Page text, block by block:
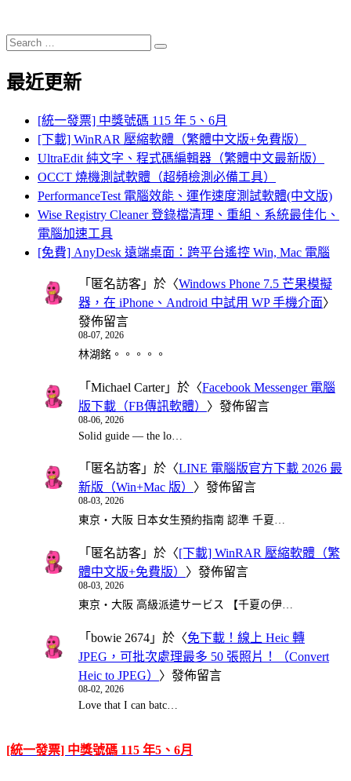
Search
for:
Search
最近更新
[統一發票] 中獎號碼 115 年 5、6月
[下載] WinRAR 壓縮軟體（繁體中文版+免費版）
UltraEdit 純文字、程式碼編輯器（繁體中文最新版）
OCCT 燒機測試軟體（超頻檢測必備工具）
PerformanceTest 電腦效能、運作速度測試軟體(中文版)
Wise Registry Cleaner 登錄檔清理、重組、系統最佳化、
電腦加速工具
[免費] AnyDesk 遠端桌面：跨平台遙控 Win, Mac 電腦
「 匿名訪客 」於〈Windows Phone 7.5 芒果模擬
器，在 iPhone、Android 中試用 WP 手機介面〉
發佈留言
08-07, 2026
林湖銘。。。。。
「 Michael Carter」於〈Facebook Messenger 電腦
版下載（FB傳訊軟體） 〉發佈留言
08-06, 2026
Solid guide — the lo…
「 匿名訪客 」於〈LINE 電腦版官方下載 2026 最
新版（Win+Mac 版） 〉發佈留言
08-03, 2026
東京・大阪 日本女生預約指南 認準 千夏…
「 匿名訪客 」於〈[下載] WinRAR 壓縮軟體（繁
體中文版+免費版） 〉發佈留言
08-03, 2026
東京・大阪 高級派遣サービス 【千夏の伊…
「 bowie 2674 」於〈免下載！線上 Heic 轉
JPEG，可批次處理最多 50 張照片！（Convert
Heic to JPEG） 〉發佈留言
08-02, 2026
Love that I can batc…
[統一發票] 中獎號碼 115 年5、6月